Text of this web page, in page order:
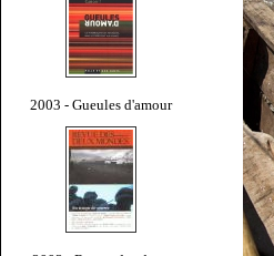
2003 - Gueules d'amour